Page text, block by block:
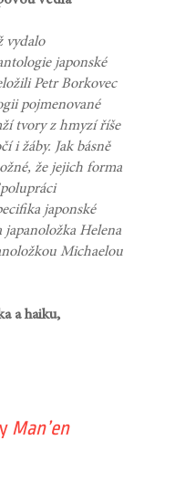
vydalo
japonské
Petr Borkovec
pojmenované
tvory z hmyzí říše
i žáby. Jak básně
že jejich forma
japonské
Helena
Michaelou
a haiku,
Man’en